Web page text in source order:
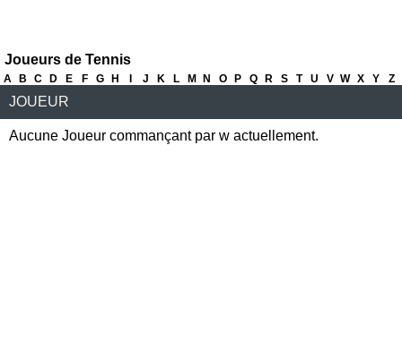
Joueurs de Tennis
A B C D E F G H J K L M N O P Q R S T U V W X Y Z
JOUEUR
Aucune Joueur commançant par w actuellement.